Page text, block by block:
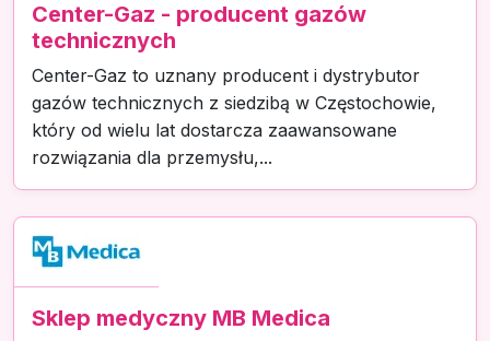
Center-Gaz - producent gazów
technicznych
Center-Gaz to uznany producent i dystrybutor
gazów technicznych z siedzibą w Częstochowie,
który od wielu lat dostarcza zaawansowane
rozwiązania dla przemysłu,...
Sklep medyczny MB Medica